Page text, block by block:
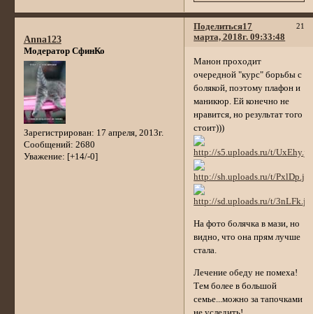
Поделиться 21
17
марта, 2018г. 09:33:48
Anna123
Модератор СфинКо
Зарегистрирован: 17 апреля, 2013г.
Сообщений: 2680
Уважение: [+14/-0]
Манон проходит
очередной "курс" борьбы с
болякой, поэтому плафон и
маникюр. Ей конечно не
нравится, но результат того
стоит)))
На фото болячка в мази, но
видно, что она прям лучше
стала.
Лечение обеду не помеха!
Тем более в большой
семье...можно за тапочками